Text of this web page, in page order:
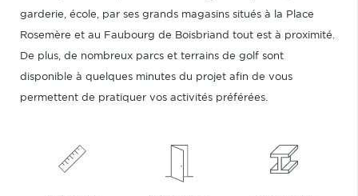
garderie, école, par ses grands magasins situés à la Place
Rosemère et au Faubourg de Boisbriand tout est à proximité.
De plus, de nombreux parcs et terrains de golf sont
disponible à quelques minutes du projet afin de vous
permettent de pratiquer vos activités préférées.